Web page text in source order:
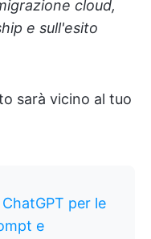
cloud,
e sull'esito
sarà vicino al tuo
per le
e